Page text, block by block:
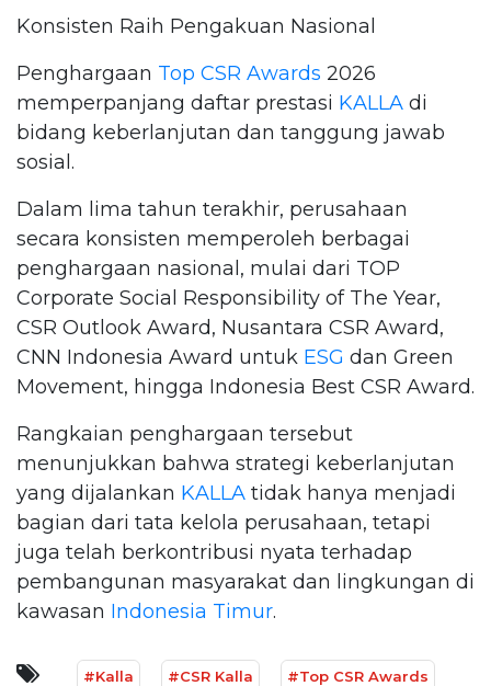
Konsisten Raih Pengakuan Nasional
Penghargaan Top CSR Awards 2026
memperpanjang daftar prestasi KALLA di
bidang keberlanjutan dan tanggung jawab
sosial.
Dalam lima tahun terakhir, perusahaan
secara konsisten memperoleh berbagai
penghargaan nasional, mulai dari TOP
Corporate Social Responsibility of The Year,
CSR Outlook Award, Nusantara CSR Award,
CNN Indonesia Award untuk ESG dan Green
Movement, hingga Indonesia Best CSR Award.
Rangkaian penghargaan tersebut
menunjukkan bahwa strategi keberlanjutan
yang dijalankan KALLA tidak hanya menjadi
bagian dari tata kelola perusahaan, tetapi
juga telah berkontribusi nyata terhadap
pembangunan masyarakat dan lingkungan di
kawasan Indonesia Timur.
#Kalla #CSR Kalla #Top CSR Awards